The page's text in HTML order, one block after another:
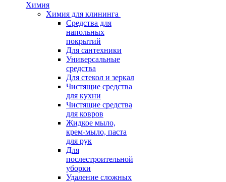
Химия
Химия для клининга
Средства для
напольных
покрытий
Для сантехники
Универсальные
средства
Для стекол и зеркал
Чистящие средства
для кухни
Чистящие средства
для ковров
Жидкое мыло,
крем-мыло, паста
для рук
Для
послестроительной
уборки
Удаление сложных